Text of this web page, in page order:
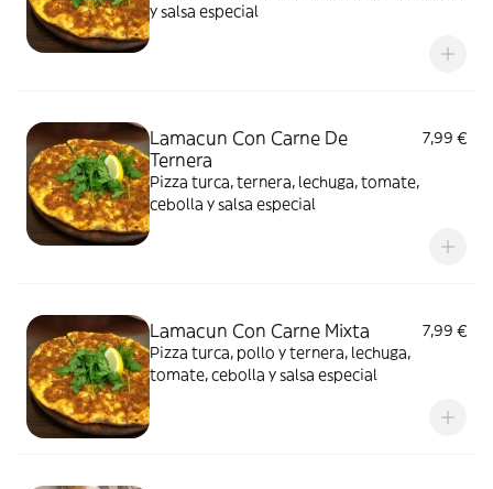
y salsa especial
Lamacun Con Carne De
Ternera
7,99 €
Pizza turca, ternera, lechuga, tomate,
cebolla y salsa especial
Lamacun Con Carne Mixta
7,99 €
Pizza turca, pollo y ternera, lechuga,
tomate, cebolla y salsa especial